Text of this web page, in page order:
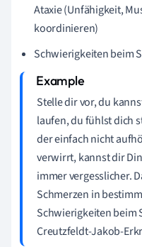
Ataxie (Unfähigkeit,
koordinieren)
Schwierigkeiten beim
Stelle dir vor, du
laufen, du fühlst dich
der einfach nicht
verwirrt, kannst dir
immer vergesslicher.
Schmerzen in
Schwierigkeiten beim
Creutzfeldt-Jakob-